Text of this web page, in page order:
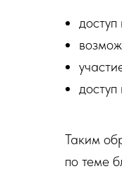
Таким
по теме